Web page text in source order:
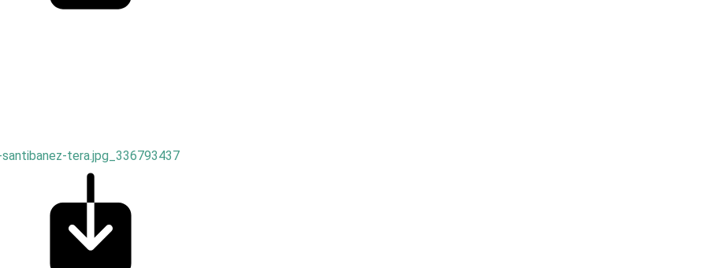
tera.jpg_336793437